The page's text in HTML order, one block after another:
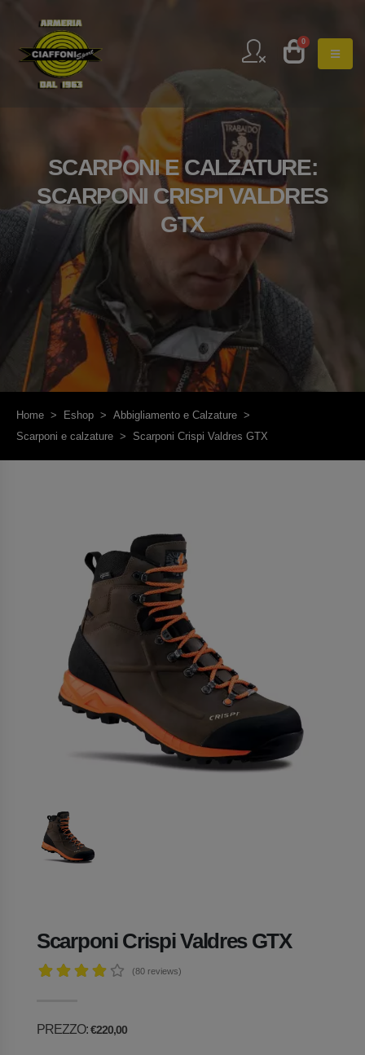
0
SCARPONI E CALZATURE:
SCARPONI CRISPI VALDRES
GTX
Home > Eshop > Abbigliamento e Calzature >
Scarponi e calzature > Scarponi Crispi Valdres GTX
Scarponi Crispi Valdres GTX
(80 reviews)
PREZZO:€220,00